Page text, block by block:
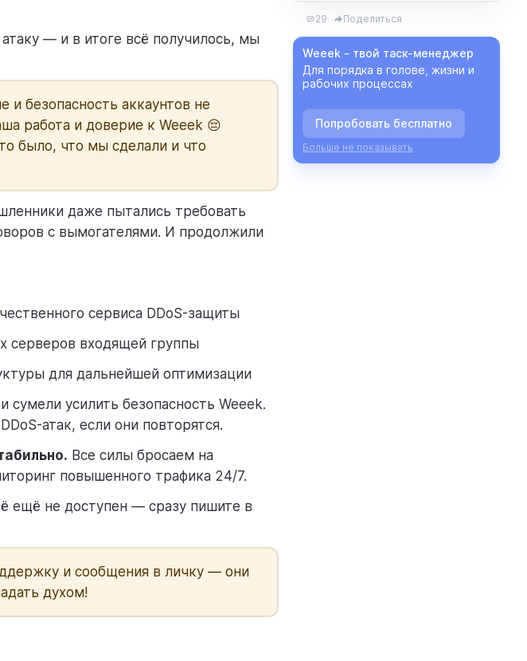
— и в итоге всё получилось, мы
безопасность аккаунтов не
работа и доверие к Weeek 😔
было, что мы сделали и что
даже пытались требовать
с вымогателями. И продолжили
сервиса DDoS-защиты
серверов входящей группы
для дальнейшей оптимизации
усилить безопасность Weeek.
атак, если они повторятся.
Все силы бросаем на
повышенного трафика 24/7.
ещё не доступен — сразу пишите в
и сообщения в личку — они
духом!
29 Поделиться
Weeek - твой таск-менеджер
Для порядка в голове, жизни и
рабочих процессах
Попробовать бесплатно
Больше не показывать